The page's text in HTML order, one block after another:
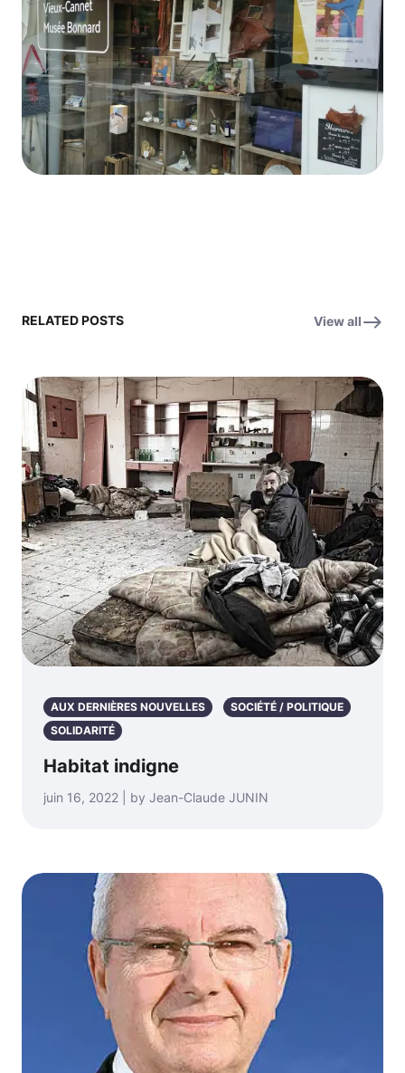
RELATED POSTS View all
AUX DERNIÈRES NOUVELLES
SOCIÉTÉ / POLITIQUE
SOLIDARITÉ
Habitat indigne
juin 16, 2022 | by Jean-Claude JUNIN